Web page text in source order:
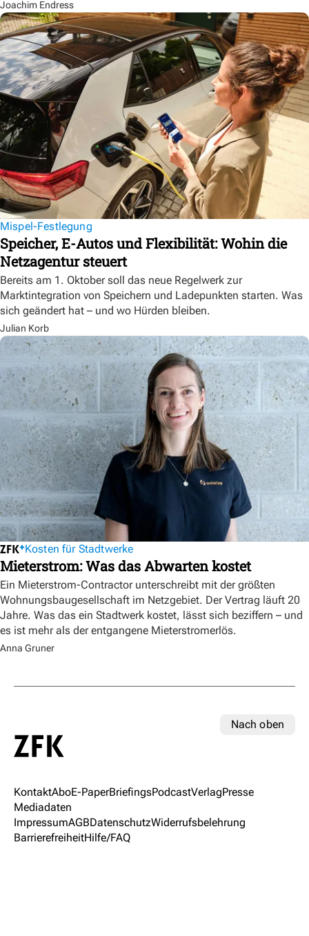
Joachim Endress
Mispel-Festlegung
Speicher, E-Autos und Flexibilität: Wohin die
Netzagentur steuert
Bereits am 1. Oktober soll das neue Regelwerk zur
Marktintegration von Speichern und Ladepunkten starten. Was
sich geändert hat – und wo Hürden bleiben.
Julian Korb
Kosten für Stadtwerke
Mieterstrom: Was das Abwarten kostet
Ein Mieterstrom-Contractor unterschreibt mit der größten
Wohnungsbaugesellschaft im Netzgebiet. Der Vertrag läuft 20
Jahre. Was das ein Stadtwerk kostet, lässt sich beziffern – und
es ist mehr als der entgangene Mieterstromerlös.
Anna Gruner
Nach oben
KontaktAboE-PaperBriefingsPodcastVerlagPresse
Mediadaten
ImpressumAGBDatenschutzWiderrufsbelehrung
BarrierefreiheitHilfe/FAQ